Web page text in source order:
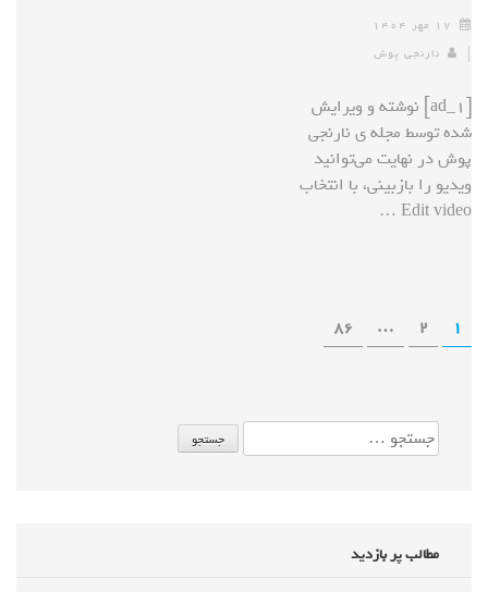
۱۷ مهر ۱۴۰۴
نارنجی پوش
[ad_1] نوشته و ویرایش
شده توسط مجله ی نارنجی
پوش در نهایت می‌توانید
ویدیو را بازبینی، با انتخاب
Edit video …
1
2
…
86
مطالب پر بازدید